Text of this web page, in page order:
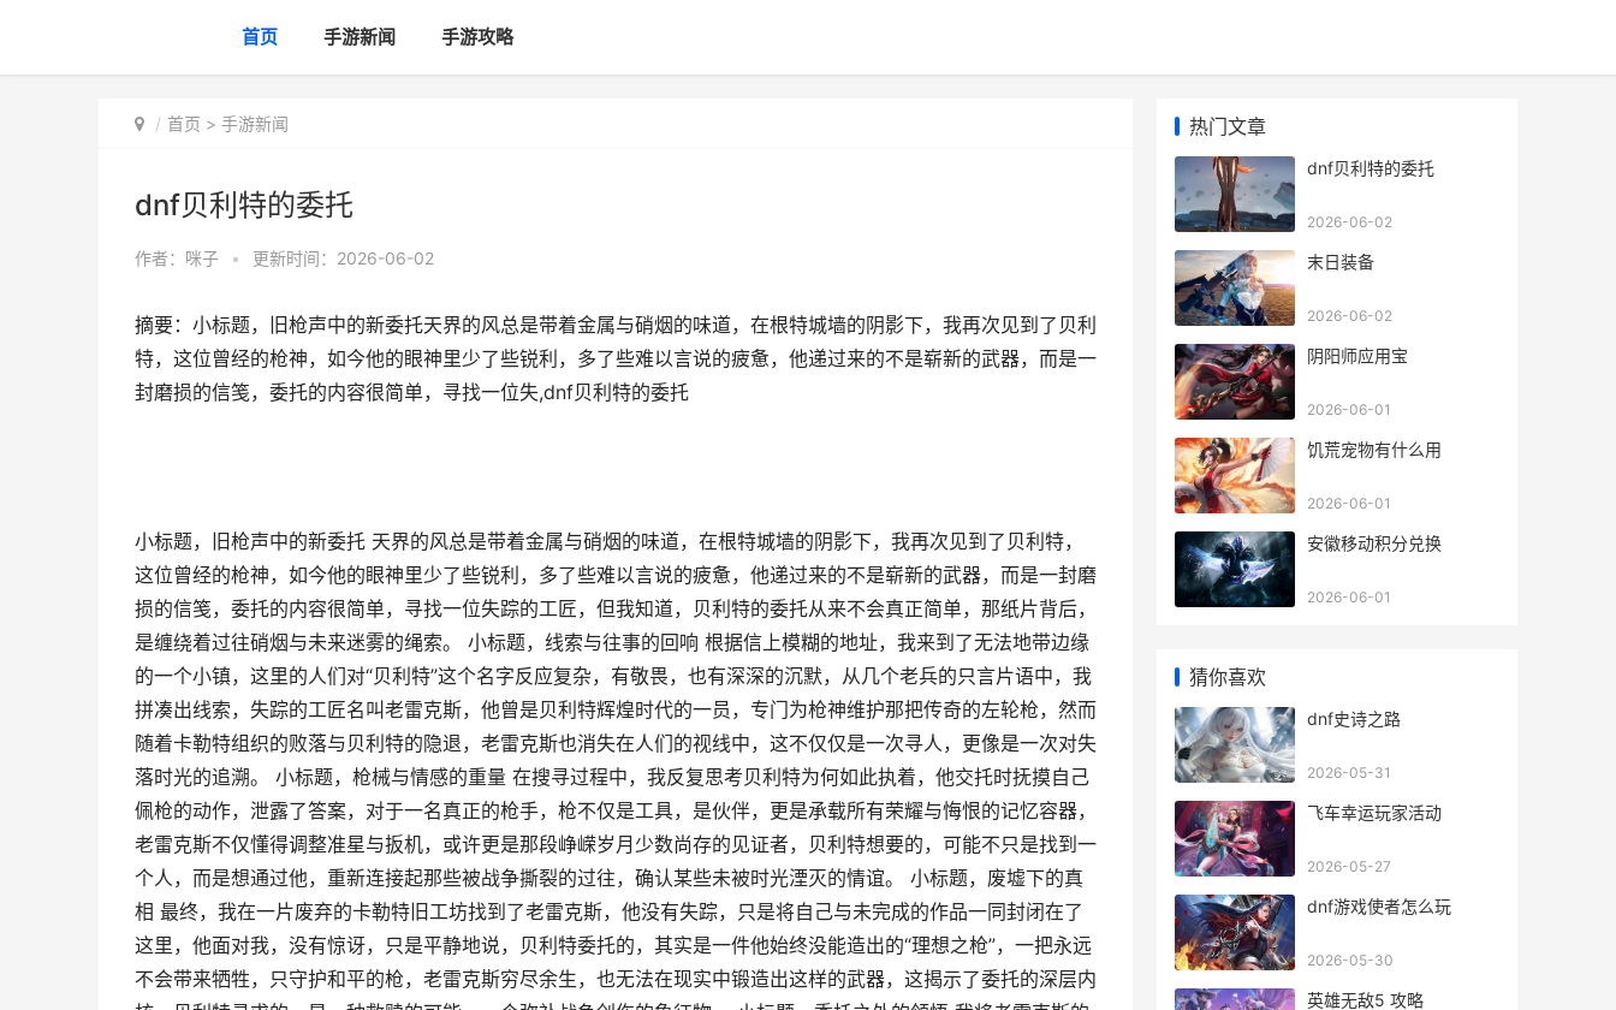
首页 手游新闻 手游攻略
首页 > 手游新闻
dnf贝利特的委托
作者： 咪子 • 更新时间：2026-06-02
摘要：小标题，旧枪声中的新委托天界的风总是带着金属与硝烟的味道，在根特城墙的阴影下，我再次见到了贝利
特，这位曾经的枪神，如今他的眼神里少了些锐利，多了些难以言说的疲惫，他递过来的不是崭新的武器，而是一
封磨损的信笺，委托的内容很简单，寻找一位失,dnf贝利特的委托
小标题，旧枪声中的新委托 天界的风总是带着金属与硝烟的味道，在根特城墙的阴影下，我再次见到了贝利特，
这位曾经的枪神，如今他的眼神里少了些锐利，多了些难以言说的疲惫，他递过来的不是崭新的武器，而是一封磨
损的信笺，委托的内容很简单，寻找一位失踪的工匠，但我知道，贝利特的委托从来不会真正简单，那纸片背后，
是缠绕着过往硝烟与未来迷雾的绳索。 小标题，线索与往事的回响 根据信上模糊的地址，我来到了无法地带边缘
的一个小镇，这里的人们对“贝利特”这个名字反应复杂，有敬畏，也有深深的沉默，从几个老兵的只言片语中，我
拼凑出线索，失踪的工匠名叫老雷克斯，他曾是贝利特辉煌时代的一员，专门为枪神维护那把传奇的左轮枪，然而
随着卡勒特组织的败落与贝利特的隐退，老雷克斯也消失在人们的视线中，这不仅仅是一次寻人，更像是一次对失
落时光的追溯。 小标题，枪械与情感的重量 在搜寻过程中，我反复思考贝利特为何如此执着，他交托时抚摸自己
佩枪的动作，泄露了答案，对于一名真正的枪手，枪不仅是工具，是伙伴，更是承载所有荣耀与悔恨的记忆容器，
老雷克斯不仅懂得调整准星与扳机，或许更是那段峥嵘岁月少数尚存的见证者，贝利特想要的，可能不只是找到一
个人，而是想通过他，重新连接起那些被战争撕裂的过往，确认某些未被时光湮灭的情谊。 小标题，废墟下的真
相 最终，我在一片废弃的卡勒特旧工坊找到了老雷克斯，他没有失踪，只是将自己与未完成的作品一同封闭在了
这里，他面对我，没有惊讶，只是平静地说，贝利特委托的，其实是一件他始终没能造出的“理想之枪”，一把永远
不会带来牺牲，只守护和平的枪，老雷克斯穷尽余生，也无法在现实中锻造出这样的武器，这揭示了委托的深层内
热门文章
dnf贝利特的委托
2026-06-02
末日装备
2026-06-02
阴阳师应用宝
2026-06-01
饥荒宠物有什么用
2026-06-01
安徽移动积分兑换
2026-06-01
猜你喜欢
dnf史诗之路
2026-05-31
飞车幸运玩家活动
2026-05-27
dnf游戏使者怎么玩
2026-05-30
英雄无敌5 攻略